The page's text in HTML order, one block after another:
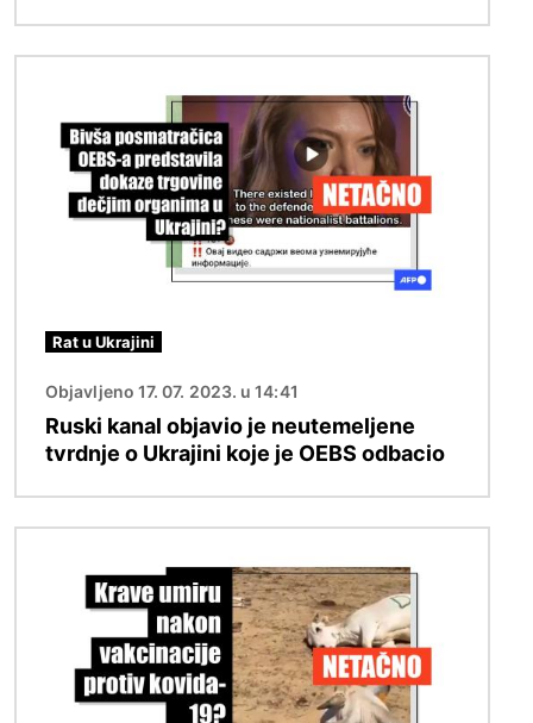
Rat u Ukrajini
Objavljeno 17. 07. 2023. u 14:41
Ruski kanal objavio je neutemeljene
tvrdnje o Ukrajini koje je OEBS odbacio